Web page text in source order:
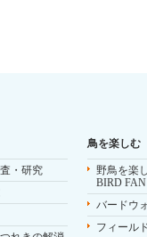
・研究
鳥を楽しむ
野鳥を楽
BIRD FAN
バードウ
フィール